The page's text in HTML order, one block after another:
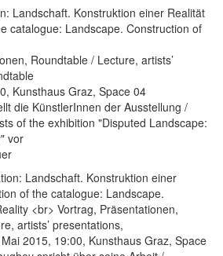
Landschaft. Konstruktion einer Realität
catalogue: Landscape. Construction of
Roundtable / Lecture, artists’
Kunsthaus Graz, Space 04
die KünstlerInnen der Ausstellung /
of the exhibition "Disputed Landscape:
vor